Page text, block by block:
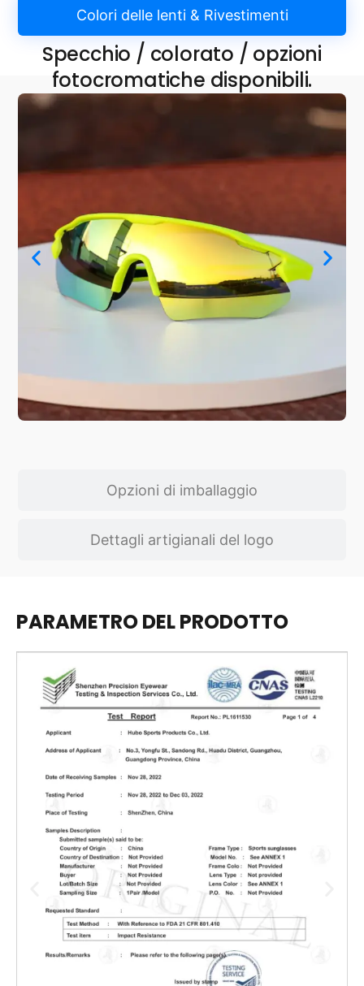
Colori delle lenti & Rivestimenti
Opzioni di imballaggio
Dettagli artigianali del logo
Specchio / colorato / opzioni
fotocromatiche disponibili.
PARAMETRO DEL PRODOTTO